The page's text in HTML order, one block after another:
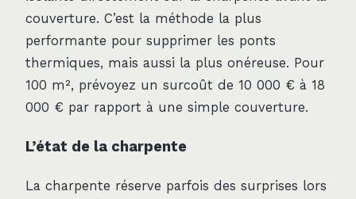
couverture. C’est la méthode la plus
performante pour supprimer les ponts
thermiques, mais aussi la plus onéreuse. Pour
100 m², prévoyez un surcoût de 10 000 € à 18
000 € par rapport à une simple couverture.
L’état de la charpente
La charpente réserve parfois des surprises lors